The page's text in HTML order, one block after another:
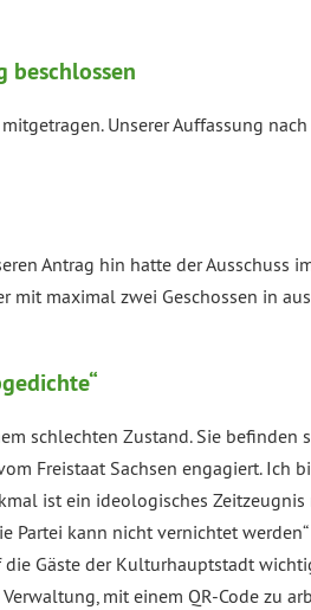
beschlossen
Unserer Auffassung
Antrag hin hatte der Ausschuss
mit maximal zwei Geschossen in
schlechten Zustand. Sie befinden
Freistaat Sachsen engagiert. Ich
ist ein ideologisches
Partei kann nicht vernichtet
Gäste der Kulturhauptstadt
mit einem QR-Code zu